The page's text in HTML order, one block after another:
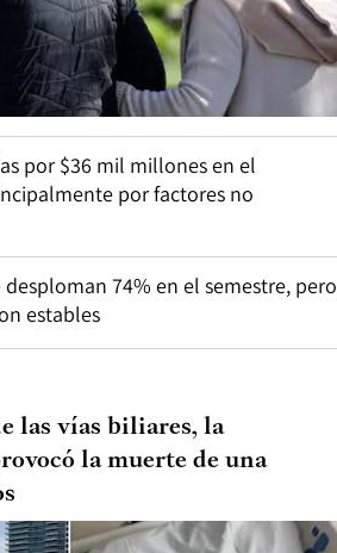
por $36 mil millones en el
por factores no
desploman 74% en el semestre, pero
estables
las vías biliares, la
la muerte de una